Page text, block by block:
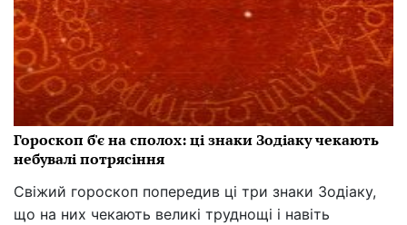
Гороскоп б'є на сполох: ці знаки Зодіаку чекають
небувалі потрясіння
Свіжий гороскоп попередив ці три знаки Зодіаку,
що на них чекають великі труднощі і навіть